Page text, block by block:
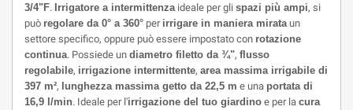
3/4"F. Irrigatore a intermittenza ideale per gli spazi più ampi, si
può regolare da 0° a 360° per irrigare in maniera mirata un
settore specifico, oppure può essere impostato con rotazione
continua. Possiede un diametro filetto da ¾", flusso
regolabile, irrigazione intermittente, area massima irrigabile di
397 m², lunghezza massima getto da 22,5 m e una portata di
16,9 l/min. Ideale per l'irrigazione del tuo giardino e per la cura